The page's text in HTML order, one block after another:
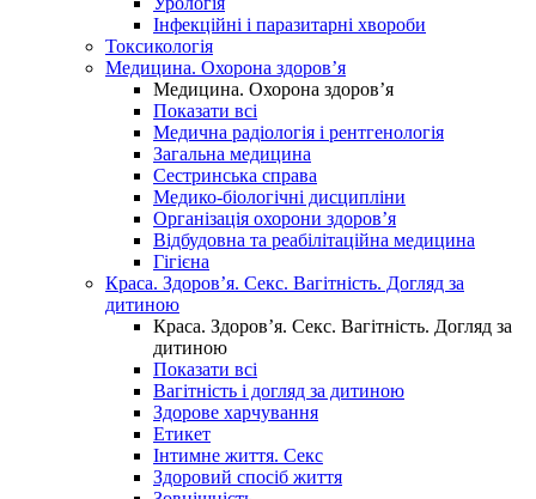
Інфекційні і паразитарні хвороби
Токсикологія
Медицина. Охорона здоров’я
Медицина. Охорона здоров’я
Показати всі
Медична радіологія і рентгенологія
Загальна медицина
Сестринська справа
Медико-біологічні дисципліни
Організація охорони здоров’я
Відбудовна та реабілітаційна медицина
Гігієна
Краса. Здоров’я. Секс. Вагітність. Догляд за
дитиною
Краса. Здоров’я. Секс. Вагітність. Догляд за
дитиною
Показати всі
Вагітність і догляд за дитиною
Здорове харчування
Етикет
Інтимне життя. Секс
Здоровий спосіб життя